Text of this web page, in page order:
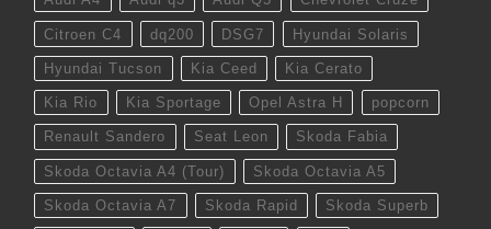
Citroen C4 dq200 DSG7 Hyundai Solaris
Hyundai Tucson Kia Ceed Kia Cerato
Kia Rio Kia Sportage Opel Astra H popcorn
Renault Sandero Seat Leon Skoda Fabia
Skoda Octavia A4 (Tour) Skoda Octavia A5
Skoda Octavia A7 Skoda Rapid Skoda Superb